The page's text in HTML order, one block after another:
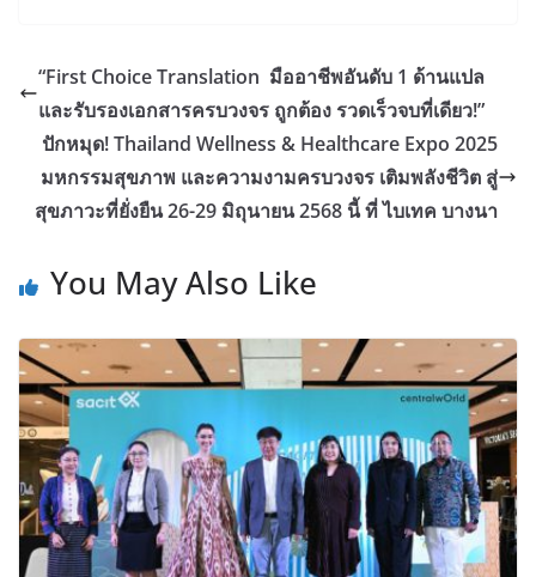
“First Choice Translation มืออาชีพอันดับ 1 ด้านแปล
และรับรองเอกสารครบวงจร ถูกต้อง รวดเร็วจบที่เดียว!”
ปักหมุด! Thailand Wellness & Healthcare Expo 2025
มหกรรมสุขภาพ และความงามครบวงจร เติมพลังชีวิต สู่
สุขภาวะที่ยั่งยืน 26-29 มิถุนายน 2568 นี้ ที่ ไบเทค บางนา
You May Also Like